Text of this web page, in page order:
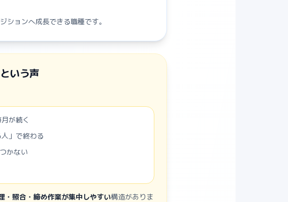
ションへ成長できる職種です。
いう声
が続く
」で終わる
かない
・照合・締め作業が集中しやすい構造がありま